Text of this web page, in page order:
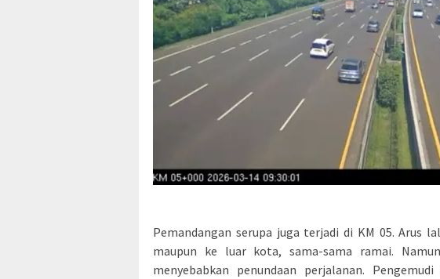
Pemandangan serupa juga terjadi di KM 05. Arus
maupun ke luar kota, sama-sama ramai.
menyebabkan penundaan perjalanan.